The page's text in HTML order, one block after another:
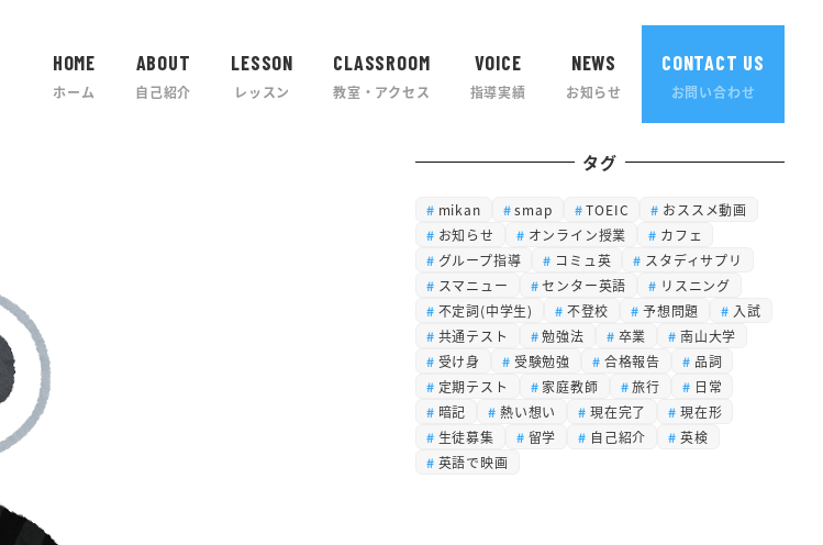
HOME
ホーム
ABOUT
自己紹介
LESSON
レッスン
CLASSROOM
教室・アクセス
VOICE
指導実績
NEWS
お知らせ
CONTACT US
お問い合わせ
タグ
mikan smap TOEIC
おススメ動画
お知らせ
オンライン授業
カフェ
グループ指導
コミュ英
スタディサプリ
スマニュー
センター英語
リスニング
不定詞(中学生)
不登校 予想問題
入試
共通テスト
勉強法 卒業
南山大学
受け身
受験勉強 合格報告
品詞
定期テスト
家庭教師 旅行
日常
暗記
熱い想い 現在完了
現在形
生徒募集
留学 自己紹介
英検
英語で映画